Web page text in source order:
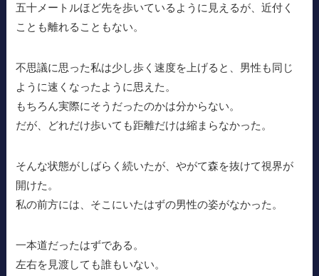
五十メートルほど先を歩いているように見えるが、近付く
ことも離れることもない。
不思議に思った私は少し歩く速度を上げると、男性も同じ
ように速くなったように思えた。
もちろん実際にそうだったのかは分からない。
だが、どれだけ歩いても距離だけは縮まらなかった。
そんな状態がしばらく続いたが、やがて森を抜けて視界が
開けた。
私の前方には、そこにいたはずの男性の姿がなかった。
一本道だったはずである。
左右を見渡しても誰もいない。